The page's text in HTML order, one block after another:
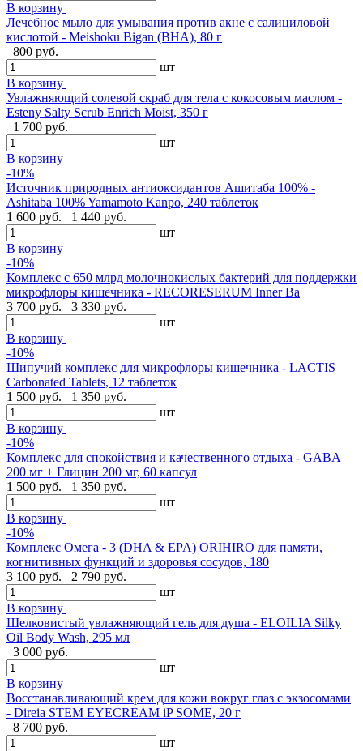
В корзину
Лечебное мыло для умывания против акне с салициловой
кислотой - Meishoku Bigan (BHA), 80 г
800 руб.
шт
В корзину
Увлажняющий солевой скраб для тела с кокосовым маслом -
Esteny Salty Scrub Enrich Moist, 350 г
1 700 руб.
шт
В корзину
-10%
Источник природных антиоксидантов Ашитаба 100% -
Ashitaba 100% Yamamoto Kanpo, 240 таблеток
1 600 руб.
1 440 руб.
шт
В корзину
-10%
Комплекс с 650 млрд молочнокислых бактерий для поддержки
микрофлоры кишечника - RECORESERUM Inner Ba
3 700 руб.
3 330 руб.
шт
В корзину
-10%
Шипучий комплекс для микрофлоры кишечника - LACTIS
Carbonated Tablets, 12 таблеток
1 500 руб.
1 350 руб.
шт
В корзину
-10%
Комплекс для спокойствия и качественного отдыха - GABA
200 мг + Глицин 200 мг, 60 капсул
1 500 руб.
1 350 руб.
шт
В корзину
-10%
Комплекс Омега - 3 (DHA & EPA) ORIHIRO для памяти,
когнитивных функций и здоровья сосудов, 180
3 100 руб.
2 790 руб.
шт
В корзину
Шелковистый увлажняющий гель для душа - ELOILIA Silky
Oil Body Wash, 295 мл
3 000 руб.
шт
В корзину
Восстанавливающий крем для кожи вокруг глаз с экзосомами
- Direia STEM EYECREAM iP SOME, 20 г
8 700 руб.
шт